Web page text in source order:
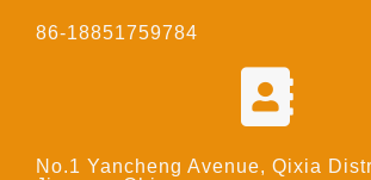
86-18851759784
No.1 Yancheng Avenue, Qixia